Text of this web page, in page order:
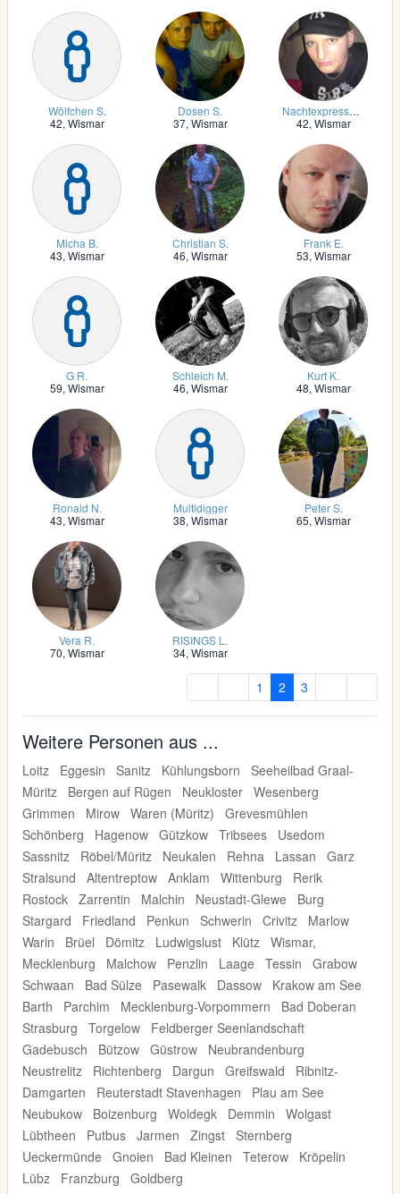
Wölfchen S.
42, Wismar
Dosen S.
37, Wismar
Nachtexpress_ T.
42, Wismar
Micha B.
43, Wismar
Christian S.
46, Wismar
Frank E.
53, Wismar
G R.
59, Wismar
Schleich M.
46, Wismar
Kurt K.
48, Wismar
Ronald N.
43, Wismar
Multidigger
38, Wismar
Peter S.
65, Wismar
Vera R.
70, Wismar
RISINGS L.
34, Wismar
1 2 3
Weitere Personen aus ...
Loitz Eggesin Sanitz Kühlungsborn
Seeheilbad Graal-
Müritz
Bergen auf Rügen Neukloster Wesenberg
Grimmen
Mirow Waren (Müritz)
Grevesmühlen
Schönberg
Hagenow Gützkow Tribsees
Usedom
Sassnitz
Röbel/Müritz Neukalen Rehna Lassan
Garz
Stralsund
Altentreptow Anklam Wittenburg
Rerik
Rostock Zarrentin Malchin Neustadt-Glewe
Burg
Stargard
Friedland Penkun Schwerin Crivitz
Marlow
Warin
Brüel Dömitz Ludwigslust Klütz Wismar,
Mecklenburg
Malchow Penzlin Laage Tessin
Grabow
Schwaan
Bad Sülze Pasewalk Dassow
Krakow am See
Barth
Parchim Mecklenburg-Vorpommern
Bad Doberan
Strasburg
Torgelow
Feldberger Seenlandschaft
Gadebusch
Bützow Güstrow
Neubrandenburg
Neustrelitz
Richtenberg Dargun Greifswald
Ribnitz-
Damgarten
Reuterstadt Stavenhagen
Plau am See
Neubukow
Boizenburg Woldegk Demmin
Wolgast
Lübtheen
Putbus Jarmen Zingst Sternberg
Ueckermünde
Gnoien Bad Kleinen Teterow
Kröpelin
Lübz
Franzburg Goldberg